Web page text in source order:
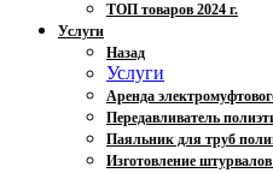
ТОП товаров 2024 г.
Услуги
Назад
Услуги
Аренда
Передавливатель
Паяльник для труб
Изготовление